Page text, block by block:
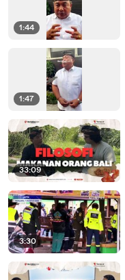
1:44
1:47
33:09
3:30